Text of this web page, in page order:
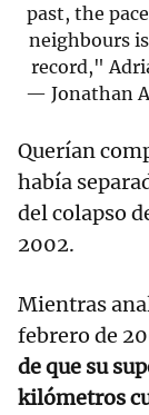
past, the
neighbours
record,"
— Jonathan
Querían
había
del colapso
2002.
Mientras
febrero de
de que su
kilómetros